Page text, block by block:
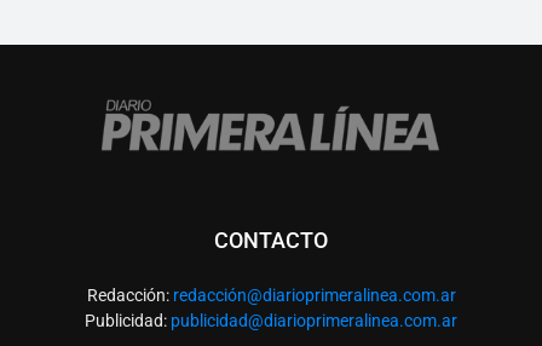
CONTACTO
Redacción: redacción@diarioprimeralinea.com.ar
Publicidad: publicidad@diarioprimeralinea.com.ar